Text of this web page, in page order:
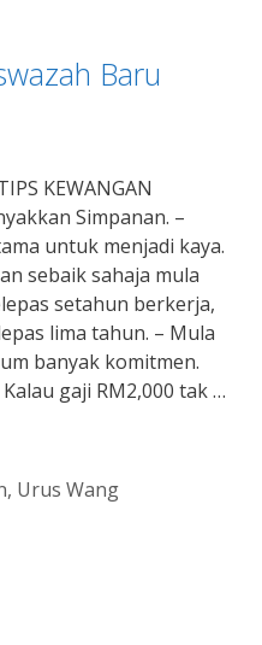
Baru
KEWANGAN
Simpanan. –
untuk menjadi kaya.
sebaik sahaja mula
setahun berkerja,
lima tahun. – Mula
banyak komitmen.
gaji RM2,000 tak …
, Urus Wang